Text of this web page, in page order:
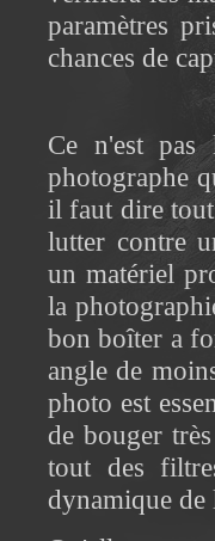
paramètres
chances de
Ce n'est pas
photographe
il faut dire
lutter contre
un matériel
la
bon boîter a
angle de
photo est
de bouger
tout des
dynamique de